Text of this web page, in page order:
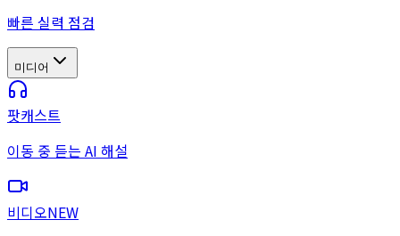
빠른 실력 점검
미디어
팟캐스트
이동 중 듣는 AI 해설
비디오NEW